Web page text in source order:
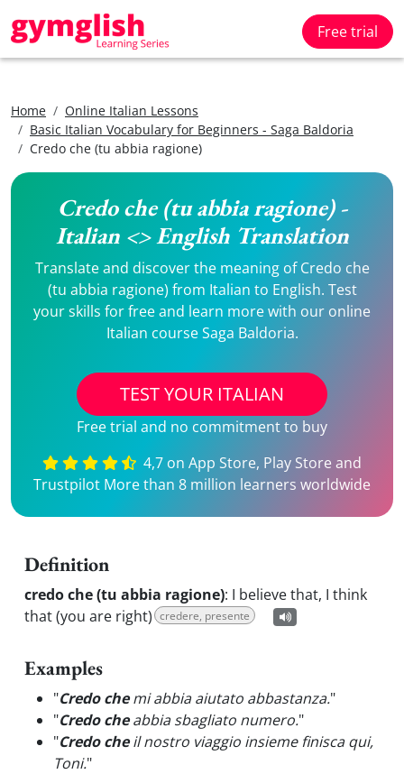
Free trial
Home
Online Italian Lessons
Basic Italian Vocabulary for Beginners - Saga Baldoria
Credo che (tu abbia ragione)
Credo che (tu abbia ragione) -
Italian <> English Translation
Translate and discover the meaning of Credo che
(tu abbia ragione) from Italian to English. Test
your skills for free and learn more with our online
Italian course Saga Baldoria.
TEST YOUR ITALIAN
Free trial and no commitment to buy
4,7 on App Store, Play Store and
Trustpilot More than 8 million learners worldwide
Definition
credo che (tu abbia ragione): I believe that, I think
that (you are right) credere, presente
Examples
"Credo chemi abbia aiutato abbastanza."
"Credo cheabbia sbagliato numero."
"Credo cheil nostro viaggio insieme finisca qui,
Toni."